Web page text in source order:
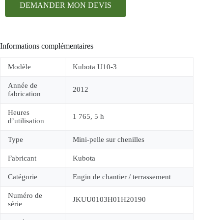
DEMANDER MON DEVIS
Informations complémentaires
Modèle Kubota U10-3
Année de
fabrication
2012
Heures
d’utilisation
1 765, 5 h
Type Mini-pelle sur chenilles
Fabricant Kubota
Catégorie Engin de chantier / terrassement
Numéro de
série
JKUU0103H01H20190